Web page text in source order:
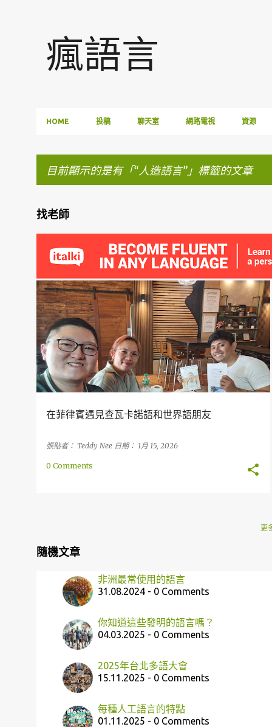
瘋語言
HOME 投稿 聊天室 網路電視 資源
目前顯示的是有「 人造語言 」標籤的文章
發
文
章
找老師
在菲律賓遇見查瓦卡諾語和世界語朋友
張貼者： Teddy Nee 日期： 1月 15, 2026
人造語言 友誼 西班牙語 國際語言 經驗
0 Comments
更
隨機文章
非洲最常使用的語言
31.08.2024 - 0 Comments
你知道這些發明的語言嗎？
04.03.2025 - 0 Comments
2025年台北多語大會
15.11.2025 - 0 Comments
每種人工語言的特點
01.11.2025 - 0 Comments